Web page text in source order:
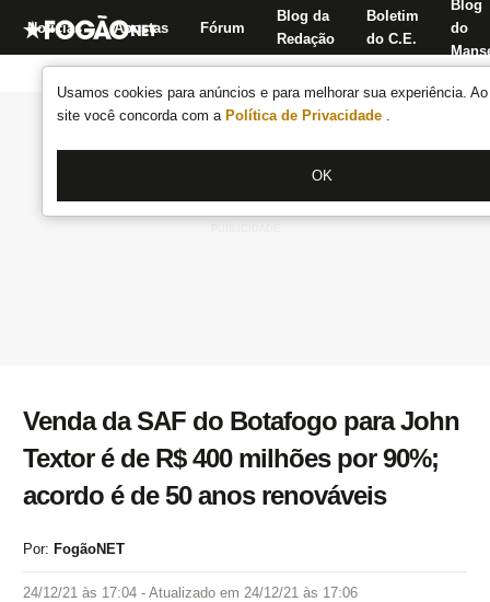
Usamos cookies para anúncios e para melhorar sua experiência.
site você concorda com a Política de Privacidade .
OK
Notícias Apostas Fórum
Blog da
Redação
Boletim
do C.E.
Blog
do
Venda da SAF do Botafogo para John
Textor é de R$ 400 milhões por 90%;
acordo é de 50 anos renováveis
Por: FogãoNET
24/12/21 às 17:04 - Atualizado em 24/12/21 às 17:06